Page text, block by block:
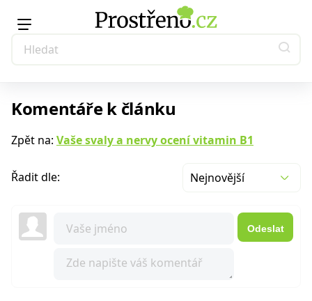
Komentáře k článku
Zpět na: Vaše svaly a nervy ocení vitamin B1
Řadit dle: Nejnovější
Odeslat